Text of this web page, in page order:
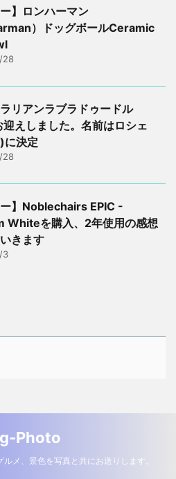
ー】ロンハーマン
）ドッグボールCeramic
28
リアンラブラドゥードル
迎えしました。名前はロシェ
決定
28
ー】Noblechairs EPIC -
Whiteを購入、2年使用の感想
きます
3
Photo
メ、景色を写真と共にお送りします。